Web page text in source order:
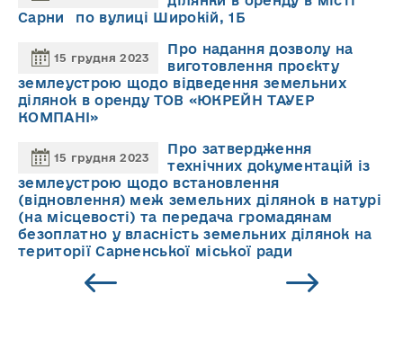
Сарни по вулиці Широкій, 1Б
15 грудня 2023
Про надання дозволу на
виготовлення проєкту
землеустрою щодо відведення земельних
ділянок в оренду ТОВ «ЮКРЕЙН ТАУЕР
КОМПАНІ»
15 грудня 2023
Про затвердження
технічних документацій із
землеустрою щодо встановлення
(відновлення) меж земельних ділянок в натурі
(на місцевості) та передача громадянам
безоплатно у власність земельних ділянок на
території Сарненської міської ради